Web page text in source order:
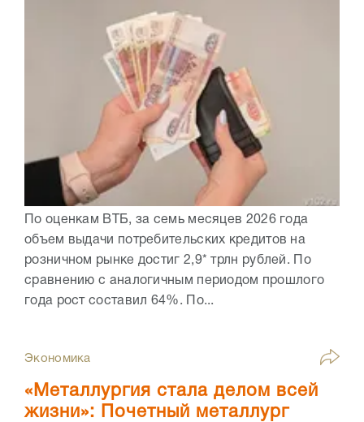
По оценкам ВТБ, за семь месяцев 2026 года
объем выдачи потребительских кредитов на
розничном рынке достиг 2,9* трлн рублей. По
сравнению с аналогичным периодом прошлого
года рост составил 64%. По...
Экономика
«Металлургия стала делом всей
жизни»: Почетный металлург